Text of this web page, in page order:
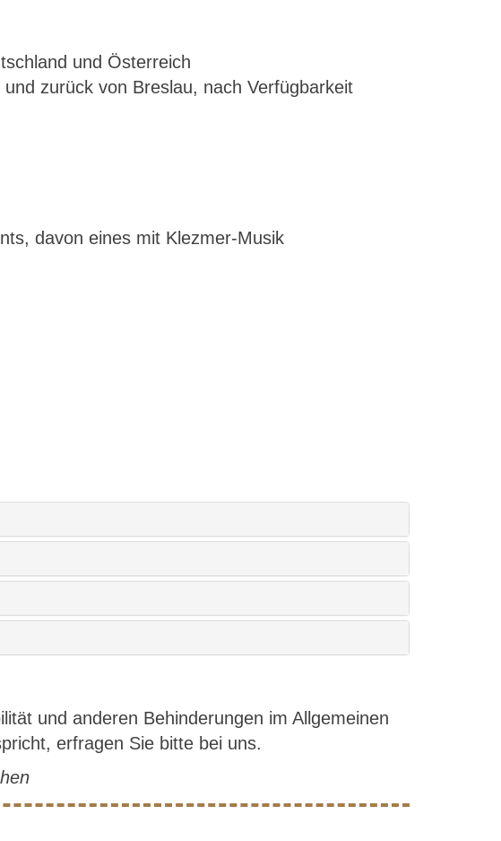
und Österreich
zurück von Breslau, nach Verfügbarkeit
davon eines mit Klezmer-Musik
und anderen Behinderungen im Allgemeinen
erfragen Sie bitte bei uns.